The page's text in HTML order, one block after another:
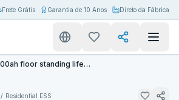
Frete Grátis Garantia de 10 Anos Direto da Fábrica
20kwh 400ah floor standing lifepo4 battery
/ Residential ESS